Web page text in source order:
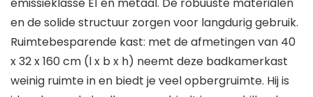
en de solide structuur zorgen voor langdurig gebruik.
Ruimtebesparende kast: met de afmetingen van 40
x 32 x 160 cm (l x b x h) neemt deze badkamerkast
weinig ruimte in en biedt je veel opbergruimte. Hij is